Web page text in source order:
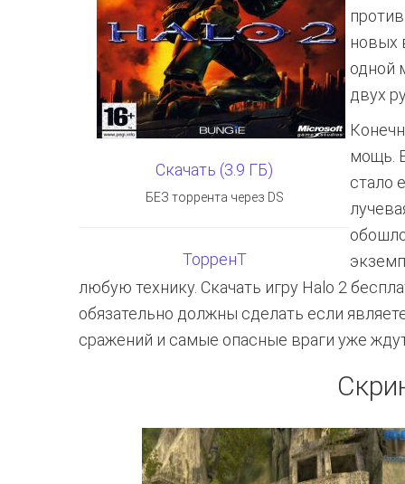
Скачать (3.9 ГБ)
БЕЗ торрента через DS
ТорренТ
новых
одной
двух
мощь.
стало
любую технику. Cкачать игру Halo 2
обязательно должны сделать если
сражений и самые опасные враги уже